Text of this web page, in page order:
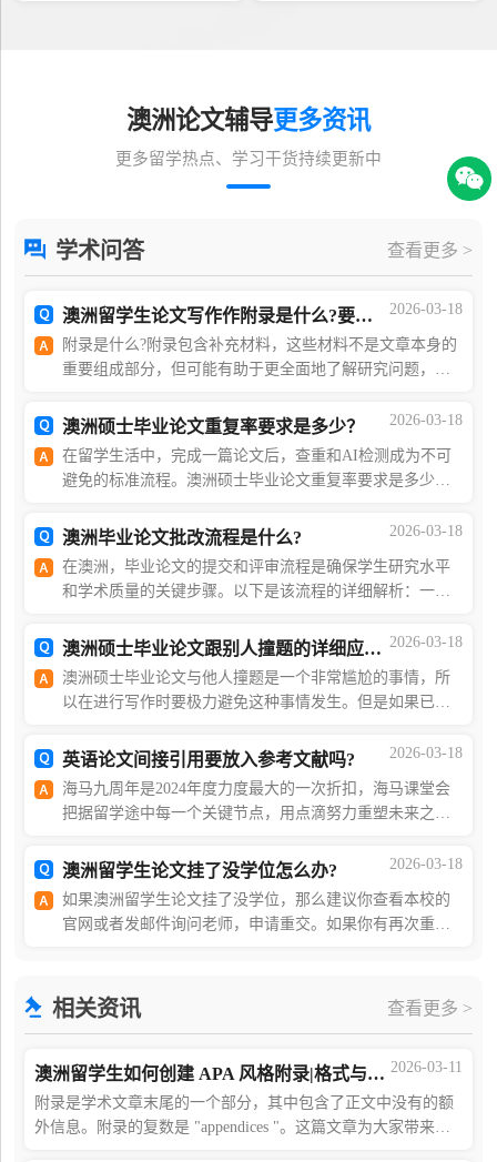
澳洲论文辅导更多资讯
更多留学热点、学习干货持续更新中
学术问答 查看更多 >
2026-03-18
澳洲留学生论文写作作附录是什么?要怎么写?
附录是什么?附录包含补充材料，这些材料不是文章本身的
重要组成部分，但可能有助于更全面地了解研究问题，或
的主题或数据集都应使用单独的附录，并且一定要有2026-03-18
澳洲硕士毕业论文重复率要求是多少？
在留学生活中，完成一篇论文后，查重和AI检测成为不可
避免的标准流程。澳洲硕士毕业论文重复率要求是多少？
到底降到多少才能安全过关仍感到困惑。一、查重率2026-03-18
澳洲毕业论文批改流程是什么?
在澳洲，毕业论文的提交和评审流程是确保学生研究水平
和学术质量的关键步骤。以下是该流程的详细解析：一、
为学期末或学年结束前几周。学生需遵循学校和课程2026-03-18
​澳洲硕士毕业论文跟别人撞题的详细应对指南
澳洲硕士毕业论文与他人撞题是一个非常尴尬的事情，所
以在进行写作时要极力避免这种事情发生。但是如果已经
士毕业论文撞题的常见原因澳洲硕士毕业论文撞题的2026-03-18
英语论文间接引用要放入参考文献吗?
海⻢九周年是2024年度力度最大的一次折扣，海马课堂会
把据留学途中每一个关键节点，用点滴努力重塑未来之
吗?一、间接引用的一般准则间接引用是指引用另一篇文
2026-03-18
澳洲留学生论文挂了没学位怎么办?
如果澳洲留学生论文挂了没学位，那么建议你查看本校的
官网或者发邮件询问老师，申请重交。如果你有再次重交
相关资讯 查看更多 >
2026-03-11
澳洲留学生如何创建 APA 风格附录|格式与示例
附录是学术文章末尾的一个部分，其中包含了正文中没有的额
外信息。附录的复数是 "appendices "。这篇文章为大家带来澳